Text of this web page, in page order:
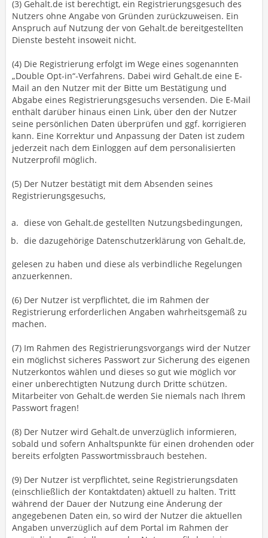
(3) Gehalt.de ist berechtigt, ein Registrierungsgesuch des
Nutzers ohne Angabe von Gründen zurückzuweisen. Ein
Anspruch auf Nutzung der von Gehalt.de bereitgestellten
Dienste besteht insoweit nicht.
(4) Die Registrierung erfolgt im Wege eines sogenannten
„Double Opt-in“-Verfahrens. Dabei wird Gehalt.de eine E-
Mail an den Nutzer mit der Bitte um Bestätigung und
Abgabe eines Registrierungsgesuchs versenden. Die E-Mail
enthält darüber hinaus einen Link, über den der Nutzer
seine persönlichen Daten überprüfen und ggf. korrigieren
kann. Eine Korrektur und Anpassung der Daten ist zudem
jederzeit nach dem Einloggen auf dem personalisierten
Nutzerprofil möglich.
(5) Der Nutzer bestätigt mit dem Absenden seines
Registrierungsgesuchs,
diese von Gehalt.de gestellten Nutzungsbedingungen,
die dazugehörige Datenschutzerklärung von Gehalt.de,
gelesen zu haben und diese als verbindliche Regelungen
anzuerkennen.
(6) Der Nutzer ist verpflichtet, die im Rahmen der
Registrierung erforderlichen Angaben wahrheitsgemäß zu
machen.
(7) Im Rahmen des Registrierungsvorgangs wird der Nutzer
ein möglichst sicheres Passwort zur Sicherung des eigenen
Nutzerkontos wählen und dieses so gut wie möglich vor
einer unberechtigten Nutzung durch Dritte schützen.
Mitarbeiter von Gehalt.de werden Sie niemals nach Ihrem
Passwort fragen!
(8) Der Nutzer wird Gehalt.de unverzüglich informieren,
sobald und sofern Anhaltspunkte für einen drohenden oder
bereits erfolgten Passwortmissbrauch bestehen.
(9) Der Nutzer ist verpflichtet, seine Registrierungsdaten
(einschließlich der Kontaktdaten) aktuell zu halten. Tritt
während der Dauer der Nutzung eine Änderung der
angegebenen Daten ein, so wird der Nutzer die aktuellen
Angaben unverzüglich auf dem Portal im Rahmen der